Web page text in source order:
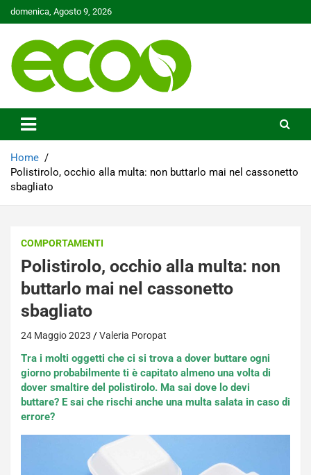
Skip
to
domenica, Agosto 9, 2026
Ecoo.it
Home
Polistirolo, occhio alla multa: non buttarlo mai nel cassonetto
sbagliato
COMPORTAMENTI
Polistirolo, occhio alla multa: non
buttarlo mai nel cassonetto
sbagliato
24 Maggio 2023 Valeria Poropat
Tra i molti oggetti che ci si trova a dover buttare ogni
giorno probabilmente ti è capitato almeno una volta di
dover smaltire del polistirolo. Ma sai dove lo devi
buttare? E sai che rischi anche una multa salata in caso di
errore?